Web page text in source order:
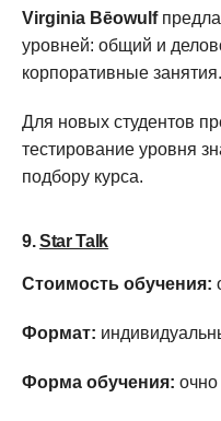
Virginia Bēowulf
уровней: общий и
корпоративные занятия.
Для новых студентов
тестирование уровня
подбору курса.
9.Star Talk
Стоимость обучения:
Формат:
Форма обучения: